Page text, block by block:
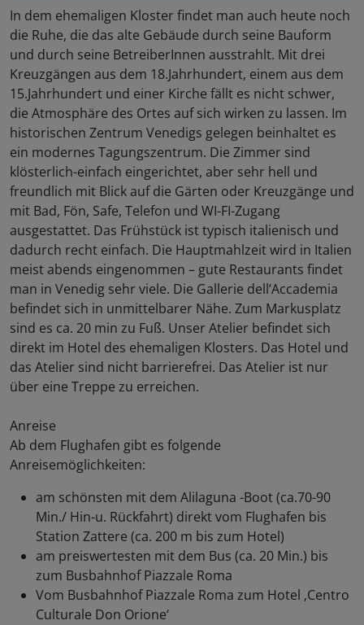
In dem ehemaligen Kloster findet man auch heute noch
die Ruhe, die das alte Gebäude durch seine Bauform
und durch seine BetreiberInnen ausstrahlt. Mit drei
Kreuzgängen aus dem 18.Jahrhundert, einem aus dem
15.Jahrhundert und einer Kirche fällt es nicht schwer,
die Atmosphäre des Ortes auf sich wirken zu lassen. Im
historischen Zentrum Venedigs gelegen beinhaltet es
ein modernes Tagungszentrum. Die Zimmer sind
klösterlich-einfach eingerichtet, aber sehr hell und
freundlich mit Blick auf die Gärten oder Kreuzgänge und
mit Bad, Fön, Safe, Telefon und WI-FI-Zugang
ausgestattet. Das Frühstück ist typisch italienisch und
dadurch recht einfach. Die Hauptmahlzeit wird in Italien
meist abends eingenommen – gute Restaurants findet
man in Venedig sehr viele. Die Gallerie dell’Accademia
befindet sich in unmittelbarer Nähe. Zum Markusplatz
sind es ca. 20 min zu Fuß. Unser Atelier befindet sich
direkt im Hotel des ehemaligen Klosters. Das Hotel und
das Atelier sind nicht barrierefrei. Das Atelier ist nur
über eine Treppe zu erreichen.
Anreise
Ab dem Flughafen gibt es folgende
Anreisemöglichkeiten:
am schönsten mit dem Alilaguna -Boot (ca.70-90
Min./ Hin-u. Rückfahrt) direkt vom Flughafen bis
Station Zattere (ca. 200 m bis zum Hotel)
am preiswertesten mit dem Bus (ca. 20 Min.) bis
zum Busbahnhof Piazzale Roma
Vom Busbahnhof Piazzale Roma zum Hotel ‚Centro
Culturale Don Orione‘